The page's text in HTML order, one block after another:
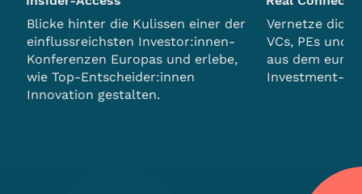
Blicke hinter die Kulissen einer der
einflussreichsten Investor:innen-
Konferenzen Europas und erlebe,
wie Top-Entscheider:innen
Innovation gestalten.
Vernetze dich
VCs, PEs und
aus dem
Investment-